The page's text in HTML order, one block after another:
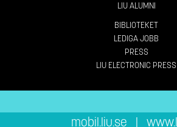
LIU ALUMNI
BIBLIOTEKET
LEDIGA JOBB
PRESS
LIU ELECTRONIC PRESS
mobil.liu.se